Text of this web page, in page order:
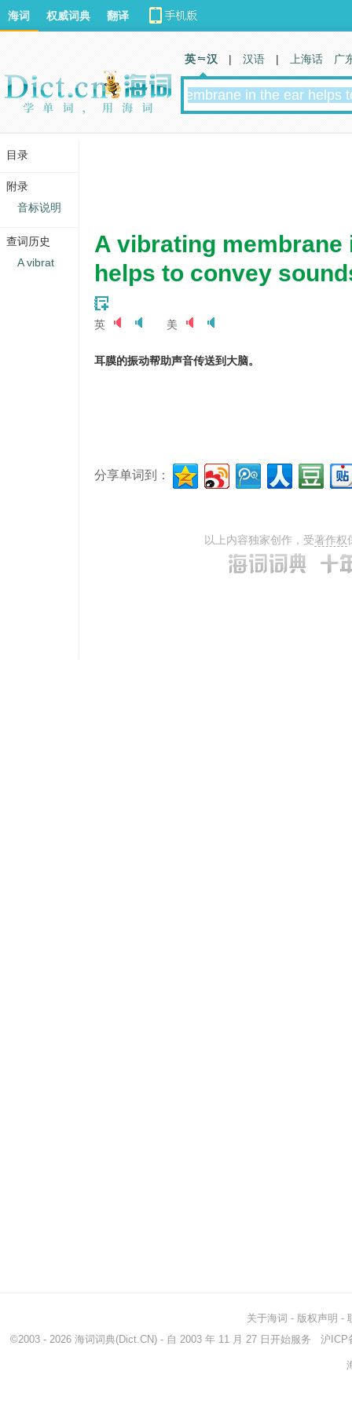
A vibrating membrane
helps to convey
英 美
耳膜的振动帮助声音传送到大脑。
分享单词到：
以上内容独家创作，受著作权
海词 权威词典 翻译
英 汉 | 汉语 | 上海话 广
关于海词 - 版权声明 -
©2003 - 2026 海词词典(Dict.CN) - 自 2003 年 11 月 27 日开始服务 沪ICP
目录
附录
音标说明
查词历史
A vibrat